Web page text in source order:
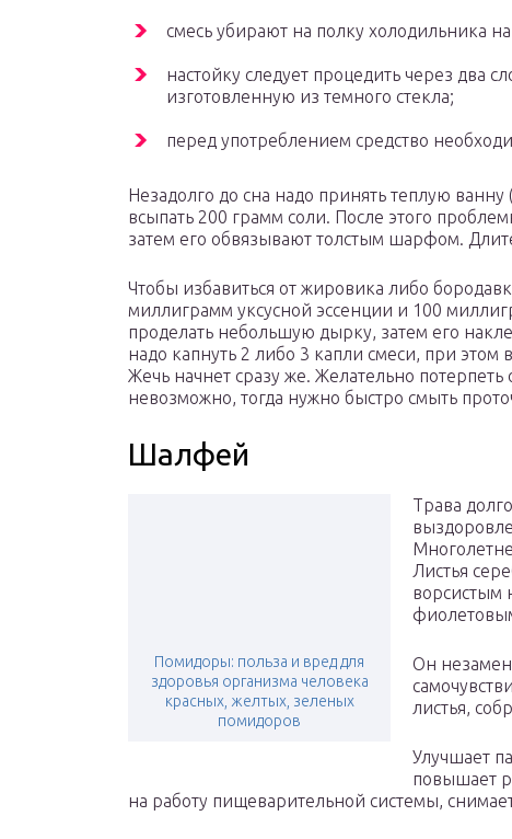
смесь убирают на полку холодильника
настойку следует процедить через два
изготовленную из темного стекла;
перед употреблением средство
Незадолго до сна надо принять теплую
всыпать 200 грамм соли. После этого
затем его обвязывают толстым шарфом.
Чтобы избавиться от жировика либо
миллиграмм уксусной эссенции и 100
проделать небольшую дырку, затем его
надо капнуть 2 либо 3 капли смеси, при этом
Жечь начнет сразу же. Желательно потерпеть
невозможно, тогда нужно быстро смыть
Шалфей
Помидоры: польза и вред для
здоровья организма человека
красных, желтых, зеленых
помидоров
Трава
Листья
ворсистым
Он
листья,
Улучшает
повышает
на работу пищеварительной системы,